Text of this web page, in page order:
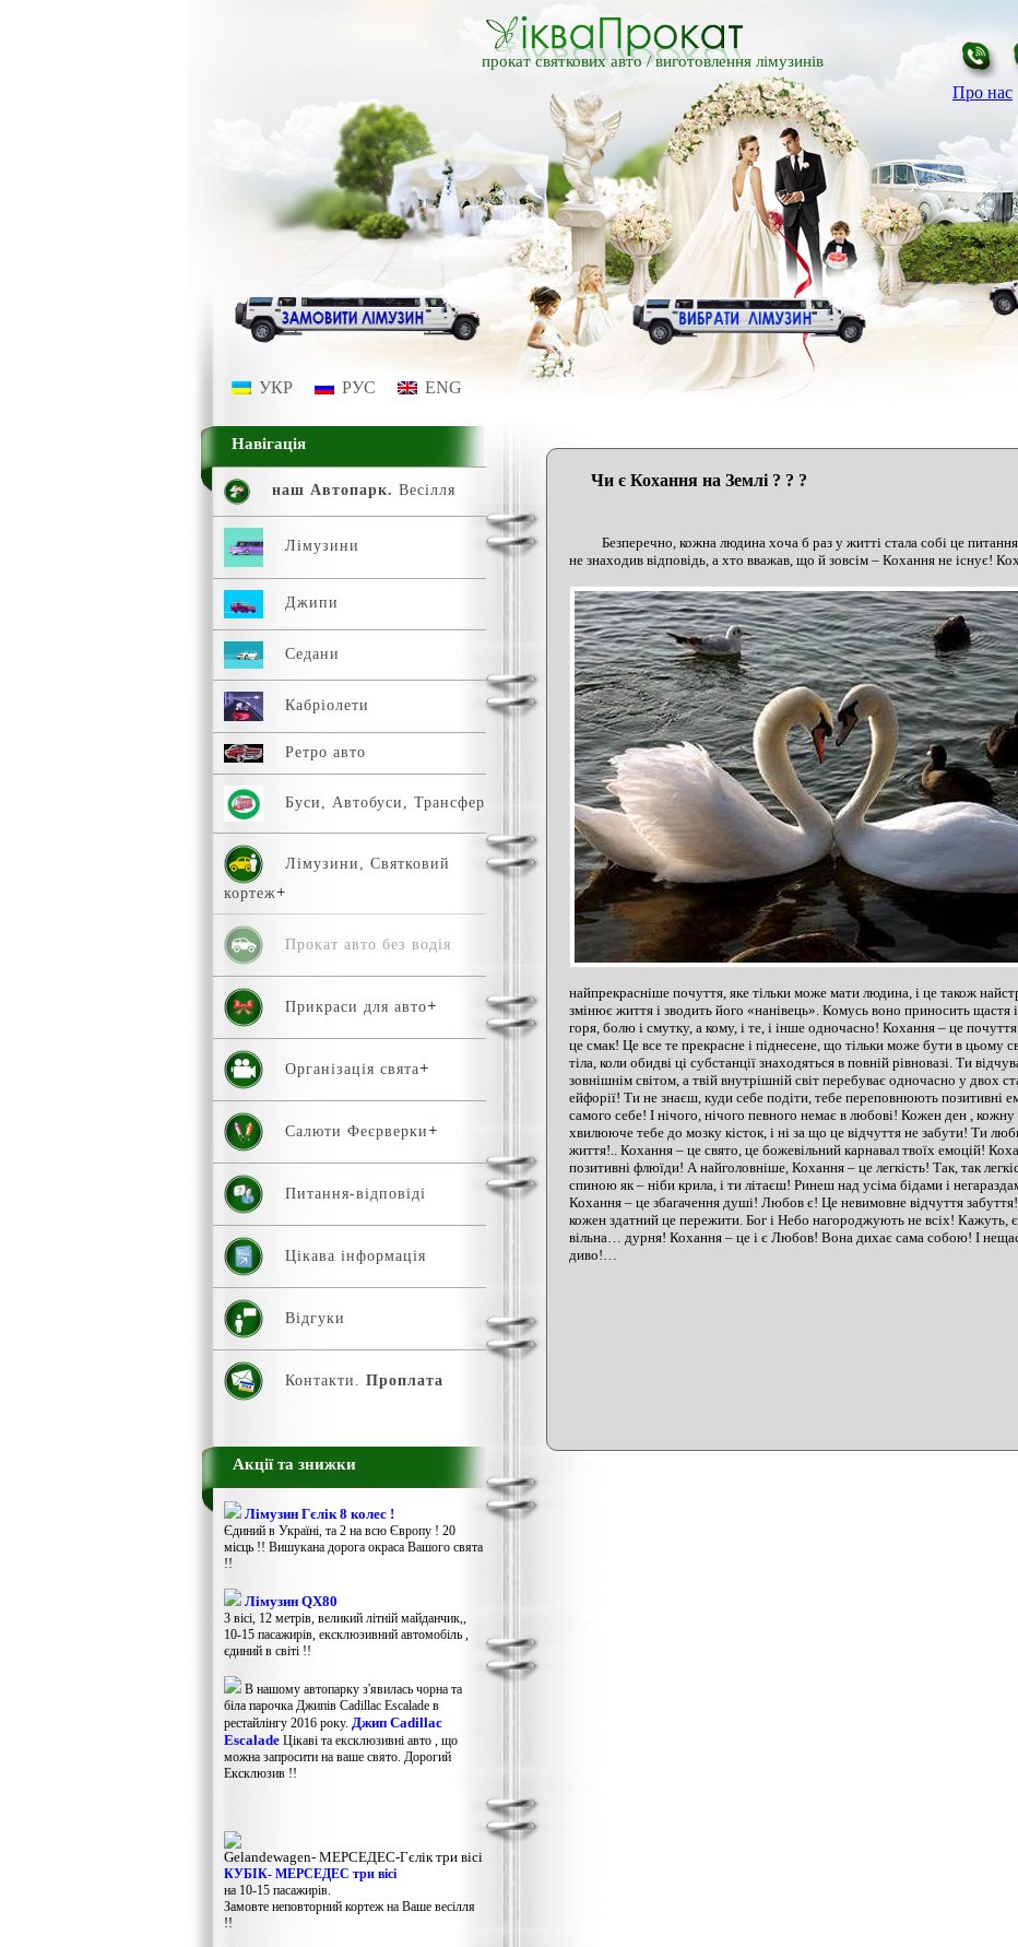
прокат святкових авто /виготовлення лімузинів
Про нас
УКР РУС ENG
Навігація
наш Автопарк. Весілля
Лімузини
Джипи
Седани
Кабріолети
Ретро авто
Буси, Автобуси, Трансфер
Лімузини, Святковий
кортеж
Прокат авто без водія
Прикраси для авто
Організація свята
Салюти Феєрверки
Питання-відповіді
Цікава інформація
Відгуки
Контакти. Проплата
Акції та знижки
Лімузин Гєлік 8 колес !
Єдиний в Україні, та 2 на всю Європу ! 20
місць !! Вишукана дорога окраса Вашого свята
!!
Лімузин QX80
3 вісі, 12 метрів, великий літній майданчик,,
10-15 пасажирів, ексклюзивний автомобіль ,
єдиний в світі !!
В нашому автопарку з'явилась чорна та
біла парочка Джипів Cadillac Escalade в
рестайлінгу 2016 року. Джип Cadillac
Escalade Цікаві та ексклюзивні авто , що
можна запросити на ваше свято. Дорогий
Ексклюзив !!
Gelandewagen​- МЕРСЕДЕС-Гєлік три вісі
КУБІК- МЕРСЕДЕС три вісі
на 10-15 пасажирів.
Замовте неповторний кортеж на Ваше весілля
!!
Чи є Кохання на Землі ? ? ?
Безперечно, кожна людина хоча б раз у житті стала собі це
не знаходив відповідь, а хто вважав, що й зовсім – Кохання не існує!
найпрекрасніше почуття, яке тільки може мати людина, і це також
змінює життя і зводить його «нанівець». Комусь воно приносить щастя
горя, болю і смутку, а кому, і те, і інше одночасно! Кохання – це почуття
це смак! Це все те прекрасне і піднесене, що тільки може бути в цьому
тіла, коли обидві ці субстанції знаходяться в повній рівновазі. Ти
зовнішнім світом, а твій внутрішній світ перебуває одночасно у двох
ейфорії! Ти не знаєш, куди себе подіти, тебе переповнюють позитивні
самого себе! І нічого, нічого певного немає в любові! Кожен ден ,
хвилююче тебе до мозку кісток, і ні за що це відчуття не забути! Ти
життя!.. Кохання – це свято, це божевільний карнавал твоїх емоцій!
позитивні флюїди! А найголовніше, Кохання – це легкість! Так, так
спиною як – ніби крила, і ти літаєш! Ринеш над усіма бідами і
Кохання – це збагачення душі! Любов є! Це невимовне відчуття
кожен здатний це пережити. Бог і Небо нагороджують не всіх! Кажуть,
вільна… дурня! Кохання – це і є Любов! Вона дихає сама собою! І
диво!…